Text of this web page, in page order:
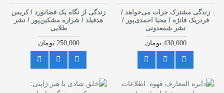
زندگی مشترک جرات می‌خواهد /
فردریک فانژه / محیا احمدی‌پور /
نشر شمعدونی
430,000 تومان
زندگی از نگاه یک فضانورد / کریس
هدفیلد / شراره مشکین‌پور / نشر
طلایی
250,000 تومان